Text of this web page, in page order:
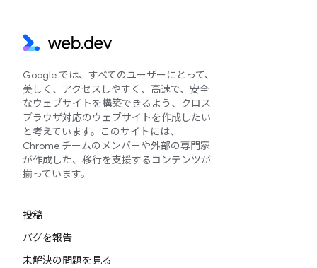
Google では、すべてのユーザーにとって、
美しく、アクセスしやすく、高速で、安全
なウェブサイトを構築できるよう、クロス
ブラウザ対応のウェブサイトを作成したい
と考えています。このサイトには、
Chrome チームのメンバーや外部の専門家
が作成した、移行を支援するコンテンツが
揃っています。
投稿
バグを報告
未解決の問題を見る